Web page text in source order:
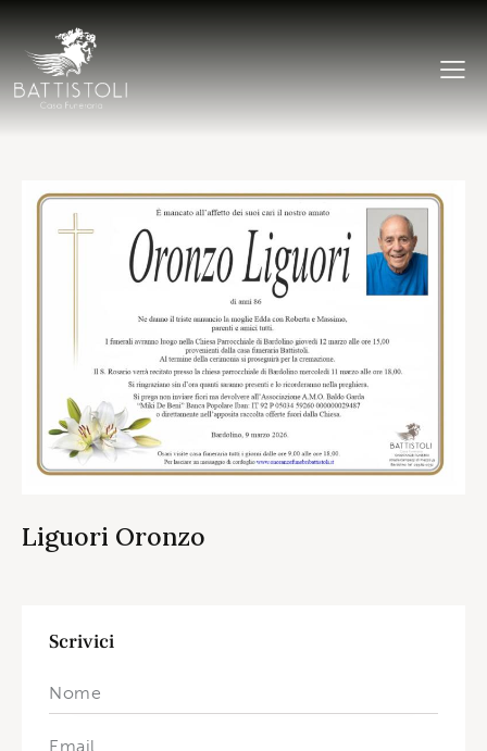
Liguori Oronzo
Scrivici